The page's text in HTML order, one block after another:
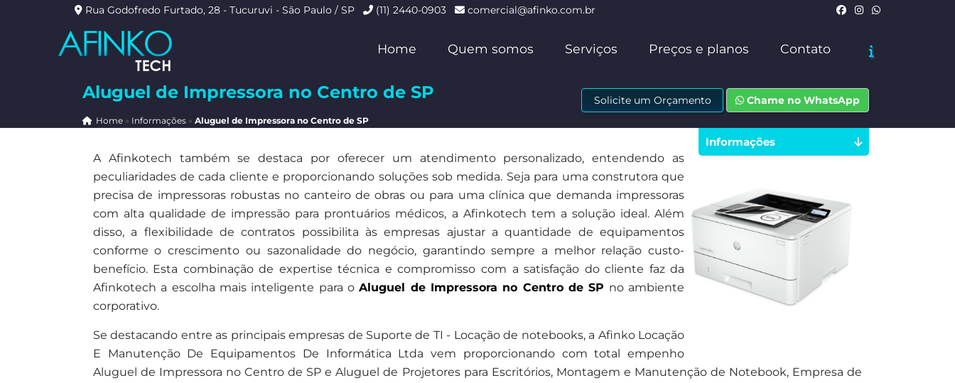
Rua Godofredo Furtado, 28 - Tucuruvi - São Paulo / SP (11) 2440-0903 comercial@afinko.com.br
Home Quem somos Serviços Preços e planos Contato
Aluguel de Impressora no Centro de SP
Home» Informações » Aluguel de Impressora no Centro de SP
Solicite um Orçamento Chame no WhatsApp
A Afinkotech também se destaca por oferecer um atendimento personalizado, entendendo as
peculiaridades de cada cliente e proporcionando soluções sob medida. Seja para uma construtora que
precisa de impressoras robustas no canteiro de obras ou para uma clínica que demanda impressoras
com alta qualidade de impressão para prontuários médicos, a Afinkotech tem a solução ideal. Além
disso, a flexibilidade de contratos possibilita às empresas ajustar a quantidade de equipamentos
conforme o crescimento ou sazonalidade do negócio, garantindo sempre a melhor relação custo-
benefício. Esta combinação de expertise técnica e compromisso com a satisfação do cliente faz da
Afinkotech a escolha mais inteligente para oAluguel de Impressora no Centro de SP no ambiente
corporativo.
Se destacando entre as principais empresas de Suporte de TI - Locação de notebooks, a Afinko Locação
E Manutenção De Equipamentos De Informática Ltda vem proporcionando com total empenho
Aluguel de Impressora no Centro de SP e Aluguel de Projetores para Escritórios, Montagem e Manutenção de Notebook, Empresa de
Informações